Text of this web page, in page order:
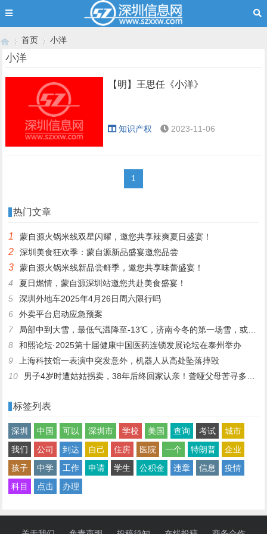
首页
›
小洋
小洋
【明】王思任《小洋》
知识产权 2023-11-06
1
热门文章
1 蒙自源火锅米线双星闪耀，邀您共享辣爽夏日盛宴！
2 深圳美食狂欢季：蒙自源新品盛宴邀您品尝
3
蒙自源火锅米线新品尝鲜季，邀您共享味蕾盛宴！
4
夏日燃情，蒙自源深圳站邀您共赴美食盛宴！
5
深圳外地车2025年4月26日周六限行吗
6
外卖平台启动应急预案
7
局部中到大雪，最低气温降至-13℃，济南今冬的第一场雪，或跟去年同一时间！
8
和熙论坛·2025第十届健康中国医药连锁发展论坛在泰州举办
9
上海科技馆一表演中突发意外，机器人从高处坠落摔毁
10
男子4岁时遭姑姑拐卖，38年后终回家认亲！聋哑父母苦寻多年，母亲已抱憾离世丨红星寻人
标签列表
深圳 中国 可以 深圳市 学校 美国 查询 考试
城市
我们
公司 到达 自己 住房 医院 一个 特朗普
企业
孩子
中学 工作 申请 学生 公积金 违章 信息
疫情
科目
点击 办理